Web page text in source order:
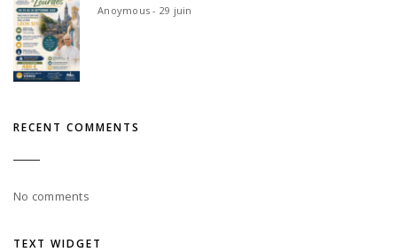
Anoymous - 29 juin
RECENT COMMENTS
No comments
TEXT WIDGET